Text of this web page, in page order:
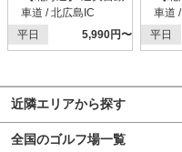
車道 / 北広島IC
平日
5,990円〜
車道
平日
近隣エリアから探す
全国のゴルフ場一覧